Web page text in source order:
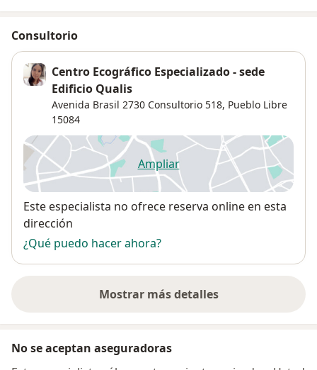
Consultorio
Centro Ecográfico Especializado - sede
Edificio Qualis
Avenida Brasil 2730 Consultorio 518, Pueblo Libre
15084
Ampliarse abre en una nueva
Disponibilidad
Este especialista no ofrece reserva online en esta
dirección
¿Qué puedo hacer ahora?
Mostrar más detalles
sobre la dirección
No se aceptan aseguradoras